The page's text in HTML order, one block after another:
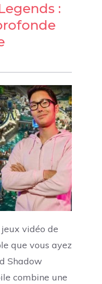
:
vidéo de
que vous ayez
Shadow
combine une